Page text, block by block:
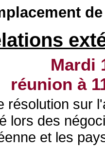
Mardi
réunion à
résolution sur
lors des
et les